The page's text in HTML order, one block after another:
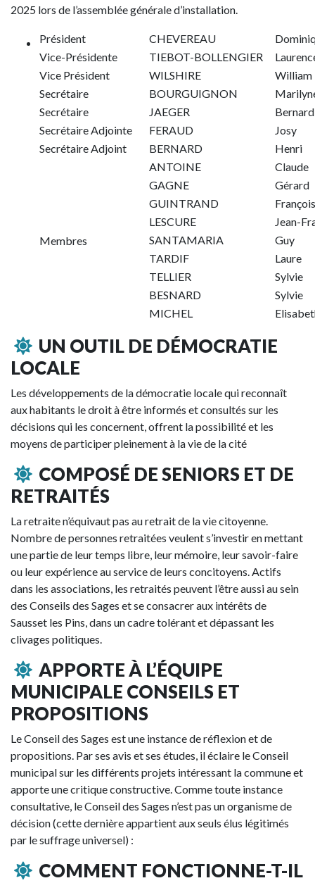
2025 lors de l’assemblée générale d’installation.
Président CHEVEREAU
Vice-Présidente
TIEBOT-BOLLENGIER
Vice Président
WILSHIRE
William
Secrétaire
BOURGUIGNON
Secrétaire
JAEGER
Bernard
Secrétaire Adjointe
FERAUD
Josy
Secrétaire Adjoint
BERNARD Henri
Membres
ANTOINE
Claude
GAGNE
Gérard
GUINTRAND
François
LESCURE
Jean-
SANTAMARIA
Guy
TARDIF
Laure
TELLIER
Sylvie
BESNARD
Sylvie
MICHEL
UN OUTIL DE DÉMOCRATIE
LOCALE
Les développements de la démocratie locale qui reconnaît
aux habitants le droit à être informés et consultés sur les
décisions qui les concernent, offrent la possibilité et les
moyens de participer pleinement à la vie de la cité
COMPOSÉ DE SENIORS ET DE
RETRAITÉS
La retraite n’équivaut pas au retrait de la vie citoyenne.
Nombre de personnes retraitées veulent s’investir en mettant
une partie de leur temps libre, leur mémoire, leur savoir-faire
ou leur expérience au service de leurs concitoyens. Actifs
dans les associations, les retraités peuvent l’être aussi au sein
des Conseils des Sages et se consacrer aux intérêts de
Sausset les Pins, dans un cadre tolérant et dépassant les
clivages politiques.
APPORTE À L’ÉQUIPE
MUNICIPALE CONSEILS ET
PROPOSITIONS
Le Conseil des Sages est une instance de réflexion et de
propositions. Par ses avis et ses études, il éclaire le Conseil
municipal sur les différents projets intéressant la commune et
apporte une critique constructive. Comme toute instance
consultative, le Conseil des Sages n’est pas un organisme de
décision (cette dernière appartient aux seuls élus légitimés
par le suffrage universel) :
COMMENT FONCTIONNE-T-IL